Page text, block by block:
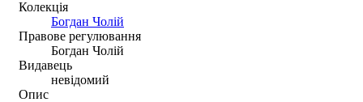
Колекція
Богдан Чолій
Правове регулювання
Богдан Чолій
Видавець
невідомий
Опис